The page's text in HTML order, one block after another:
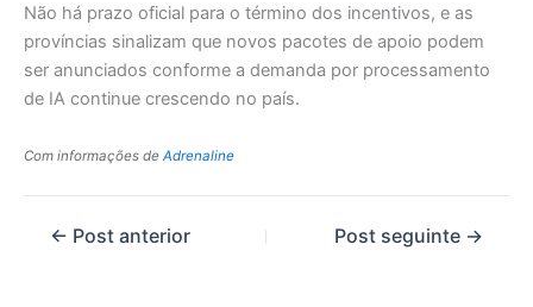
Não há prazo oficial para o término dos incentivos, e as
províncias sinalizam que novos pacotes de apoio podem
ser anunciados conforme a demanda por processamento
de IA continue crescendo no país.
Com informações de Adrenaline
← Post anterior Post seguinte →